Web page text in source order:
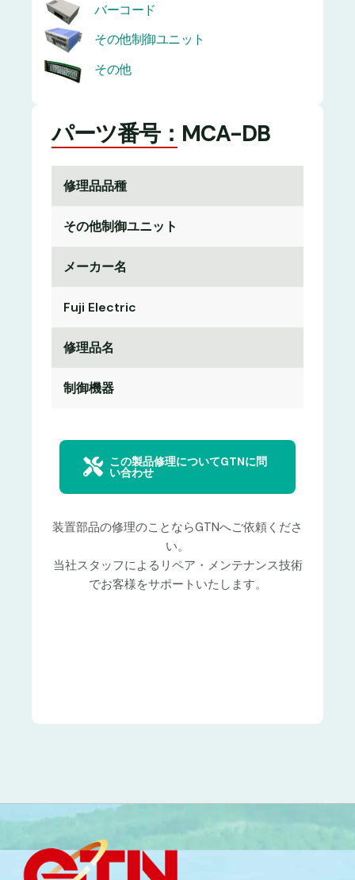
バーコード
その他制御ユニット
その他
パーツ番号：MCA-DB
修理品品種
その他制御ユニット
メーカー名
Fuji Electric
修理品名
制御機器
この製品修理についてGTNに問
い合わせ
装置部品の修理のことならGTNへご依頼くださ
い。
当社スタッフによるリペア・メンテナンス技術
でお客様をサポートいたします。